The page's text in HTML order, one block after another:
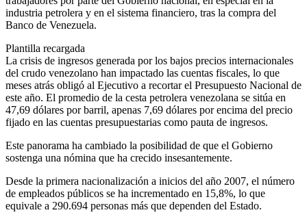
industria petrolera y en el sistema financiero, tras la compra del
Banco de Venezuela.
Plantilla recargada
La crisis de ingresos generada por los bajos precios internacionales
del crudo venezolano han impactado las cuentas fiscales, lo que
meses atrás obligó al Ejecutivo a recortar el Presupuesto Nacional de
este año. El promedio de la cesta petrolera venezolana se sitúa en
47,69 dólares por barril, apenas 7,69 dólares por encima del precio
fijado en las cuentas presupuestarias como pauta de ingresos.
Este panorama ha cambiado la posibilidad de que el Gobierno
sostenga una nómina que ha crecido insesantemente.
Desde la primera nacionalización a inicios del año 2007, el número
de empleados públicos se ha incrementado en 15,8%, lo que
equivale a 290.694 personas más que dependen del Estado.